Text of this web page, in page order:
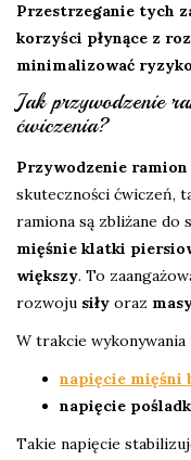
Przestrzeganie tych
korzyści płynące z
minimalizować
Jak przywodzenie
ćwiczenia?
Przywodzenie ramion
skuteczności ćwiczeń,
ramiona są zbliżane do
mięśnie klatki
większy. To
rozwoju siły oraz
W trakcie
napięcie mięśni
napięcie
Takie napięcie